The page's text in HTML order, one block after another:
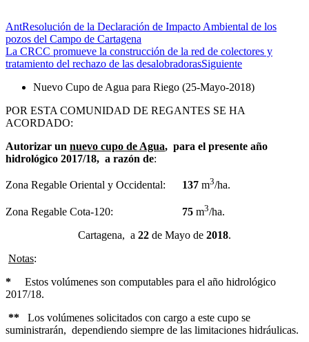
AntResolución de la Declaración de Impacto Ambiental de los
pozos del Campo de Cartagena
La CRCC promueve la construcción de la red de colectores y
tratamiento del rechazo de las desalobradorasSiguiente
Nuevo Cupo de Agua para Riego (25-Mayo-2018)
POR ESTA COMUNIDAD DE REGANTES SE HA
ACORDADO:
Autorizar un nuevo cupo de Agua, para el presente año
hidrológico 2017/18, a razón de:
Zona Regable Oriental y Occidental: 137 m3/ha.
Zona Regable Cota-120: 75 m3/ha.
Cartagena, a 22 de Mayo de 2018.
Notas:
* Estos volúmenes son computables para el año hidrológico
2017/18.
** Los volúmenes solicitados con cargo a este cupo se
suministrarán, dependiendo siempre de las limitaciones hidráulicas.